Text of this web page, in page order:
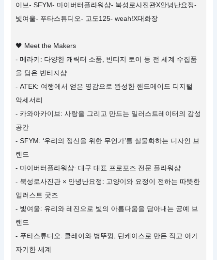
이브- SFYM- 마이버터플라워샵- 북성로사진관X안녕난요정-
빛여울- 푸타스튜디오- 고도125- weah!X대화장
🖤 Meet the Makers
- 메라키: 다양한 캐릭터 소품, 빈티지 토이 등 전 세계 수집품
을 담은 빈티지샵
- ATEK: 여행에서 얻은 영감으로 완성한 핸드메이드 디지털
악세서리
- 카와아카이브: 사랑을 그리고 만드는 일러스트레이터의 감성
공간
- SFYM: ‘우리의 정신을 위한 무언가’를 실물화하는 디자인 브
랜드
- 마이버터플라워샵: 대구 대표 프로포즈 전문 플라워샵
- 북성로사진관 × 안녕난요정: 고양이와 요정이 전하는 따뜻한
일러스트 굿즈
- 빛여울: 유리와 레진으로 빛의 아름다움을 담아내는 공예 브
랜드
- 푸타스튜디오: 클레이와 병뚜껑, 틴케이스로 만든 작고 아기
자기한 세계